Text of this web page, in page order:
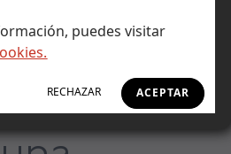
puedes visitar
ACEPTAR
RECHAZAR